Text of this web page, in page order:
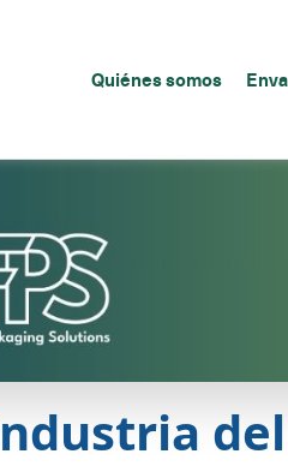
Quiénes somos